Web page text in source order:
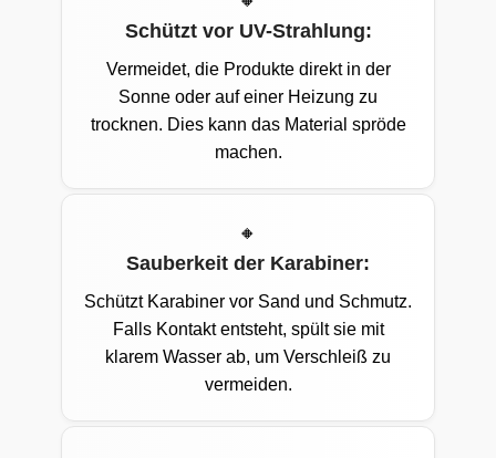
Schützt vor UV-Strahlung:
Vermeidet, die Produkte direkt in der
Sonne oder auf einer Heizung zu
trocknen. Dies kann das Material spröde
machen.
Sauberkeit der Karabiner:
Schützt Karabiner vor Sand und Schmutz.
Falls Kontakt entsteht, spült sie mit
klarem Wasser ab, um Verschleiß zu
vermeiden.